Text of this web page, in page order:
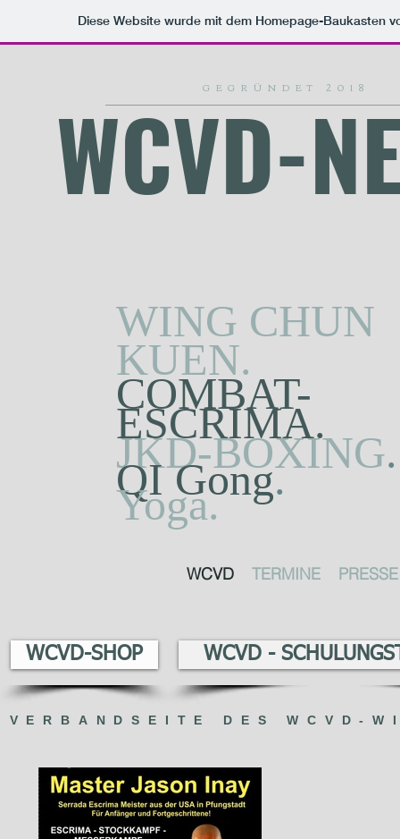
Diese Website wurde mit dem Homepage-Baukasten
GEGRÜNDET 2018
WCVD-
WING CHUN
KUEN.
COMBAT-
ESCRIMA.
JKD-BOXING.
QI Gong.
Yoga.
WCVD TERMINE PRESSE
WCVD-SHOP
VERBANDSEITE DES WCVD-
WCVD -